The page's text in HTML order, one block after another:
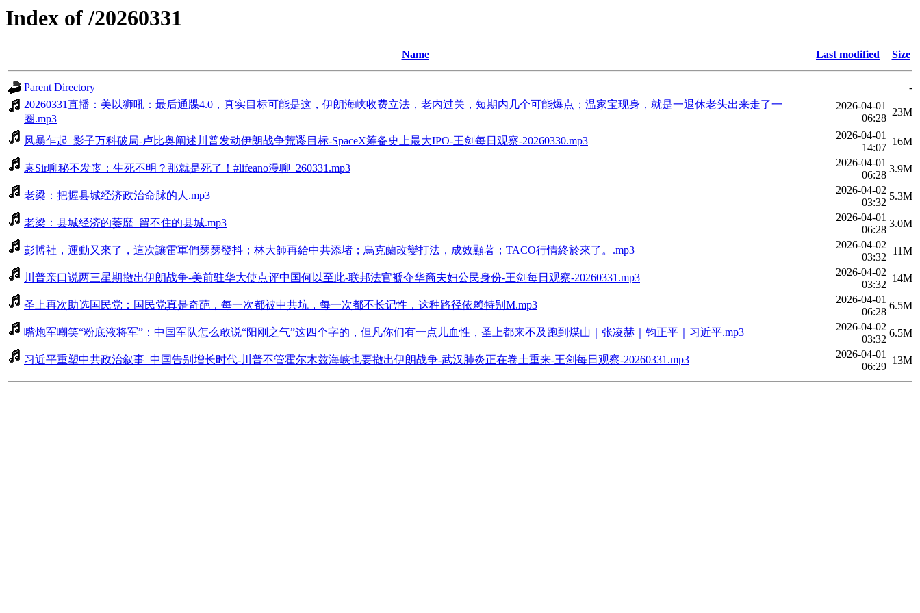
Index of /20260331
Name Last modified Size
Parent Directory
-
20260331直播：美以狮吼：最后通牒4.0，真实目标可能是这，伊朗海峡收费立法，老内过关，短期内几个可能爆点；温家宝现身，就是一退休老头出来走了一
圈.mp3
2026-04-01
06:28
23M
风暴乍起_影子万科破局-卢比奥阐述川普发动伊朗战争荒谬目标-SpaceX筹备史上最大IPO-王剑每日观察-20260330.mp3
2026-04-01
14:07
16M
袁Sir聊秘不发丧：生死不明？那就是死了！#lifeano漫聊_260331.mp3
2026-04-01
06:28
3.9M
老梁：把握县城经济政治命脉的人.mp3
2026-04-02
03:32
5.3M
老梁：县城经济的萎靡_留不住的县城.mp3
2026-04-01
06:28
3.0M
彭博社，運動又來了，這次讓雷軍們瑟瑟發抖；林大師再給中共添堵；烏克蘭改變打法，成效顯著；TACO行情終於來了。.mp3
2026-04-02
03:32
11M
川普亲口说两三星期撤出伊朗战争-美前驻华大使点评中国何以至此-联邦法官褫夺华裔夫妇公民身份-王剑每日观察-20260331.mp3
2026-04-02
03:32
14M
圣上再次助选国民党：国民党真是奇葩，每一次都被中共坑，每一次都不长记性，这种路径依赖特别M.mp3
2026-04-01
06:28
6.5M
嘴炮军嘲笑“粉底液将军”：中国军队怎么敢说“阳刚之气”这四个字的，但凡你们有一点儿血性，圣上都来不及跑到煤山｜张凌赫｜钧正平｜习近平.mp3
2026-04-02
03:32
6.5M
习近平重塑中共政治叙事_中国告别增长时代-川普不管霍尔木兹海峡也要撤出伊朗战争-武汉肺炎正在卷土重来-王剑每日观察-20260331.mp3
2026-04-01
06:29
13M